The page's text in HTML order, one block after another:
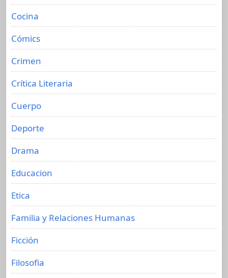
Cocina
Cómics
Crimen
Crítica Literaria
Cuerpo
Deporte
Drama
Educacion
Etica
Familia y Relaciones Humanas
Ficción
Filosofia